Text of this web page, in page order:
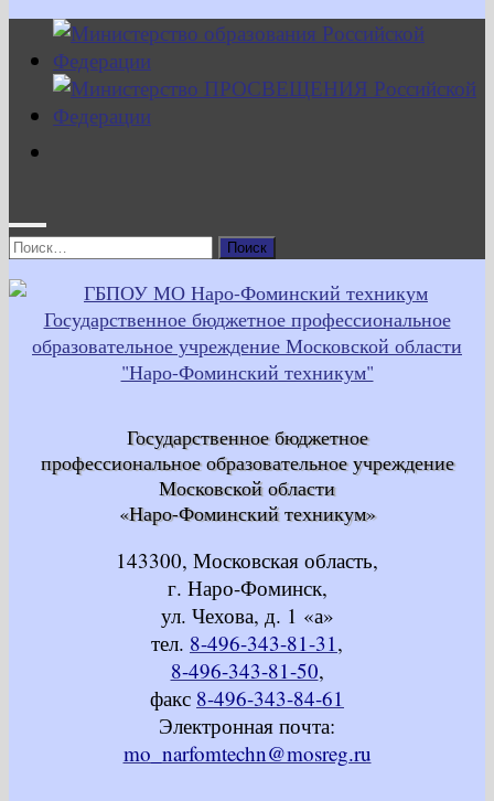
Найти:
Государственное бюджетное
профессиональное образовательное учреждение
Московской области
«Наро-Фоминский техникум»
143300, Московская область,
г. Наро-Фоминск,
ул. Чехова, д. 1 «а»
тел. 8-496-343-81-31,
8-496-343-81-50,
факс 8-496-343-84-61
Электронная почта:
mo_narfomtechn@mosreg.ru